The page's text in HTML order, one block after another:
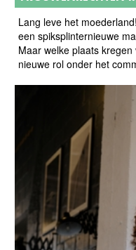
Lang leve het
een spiksplinternieuwe
Maar welke plaats
nieuwe rol onder het